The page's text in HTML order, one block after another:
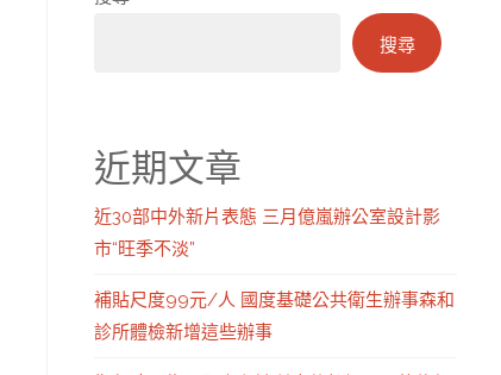
搜尋
近期文章
近30部中外新片表態 三月億嵐辦公室設計影
市“旺季不淡”
補貼尺度99元/人 國度基礎公共衛生辦事森和
診所體檢新增這些辦事